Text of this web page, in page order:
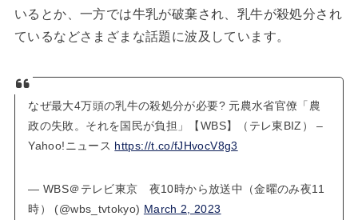
いるとか、一方では牛乳が破棄され、乳牛が殺処分され
ているなどさまざまな話題に波及しています。
なぜ最大4万頭の乳牛の殺処分が必要? 元農水省官僚「農
政の失敗。それを国民が負担」【WBS】（テレ東BIZ） –
Yahoo!ニュース https://t.co/fJHvocV8g3
— WBS＠テレビ東京 夜10時から放送中（金曜のみ夜11
時） (@wbs_tvtokyo) March 2, 2023